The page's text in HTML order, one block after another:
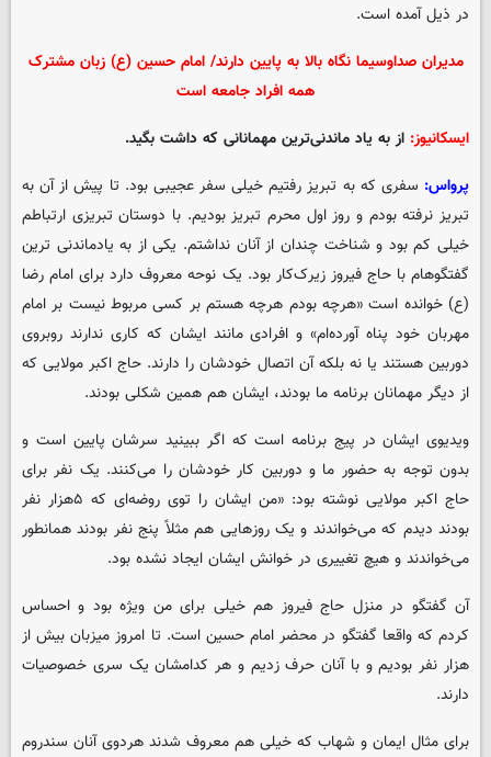
در ذیل آمده است.
مدیران صداوسیما نگاه بالا به پایین دارند/ امام حسین (ع) زبان مشترک
همه افراد جامعه است
ایسکانیوز: از به یاد ماندنی‌ترین مهمانانی که داشت بگید.
پرواس: سفری که به تبریز رفتیم خیلی سفر عجیبی بود. تا پیش از آن به
تبریز نرفته بودم و روز اول محرم تبریز بودیم. با دوستان تبریزی ارتباطم
خیلی کم بود و شناخت چندان از آنان نداشتم. یکی از به یادماندنی ترین
گفتگوهام با حاج فیروز زیرک‌کار بود. یک نوحه معروف دارد برای امام رضا
(ع) خوانده است «هرچه بودم هرچه هستم بر کسی مربوط نیست بر امام
مهربان خود پناه آورده‌ام» و افرادی مانند ایشان که کاری ندارند روبروی
دوربین هستند یا نه بلکه آن اتصال خودشان را دارند. حاج اکبر مولایی که
از دیگر مهمانان برنامه ما بودند، ایشان هم همین شکلی بودند.
ویدیوی ایشان در پیج برنامه است که اگر ببینید سرشان پایین است و
بدون توجه به حضور ما و دوربین کار خودشان را می‌کنند. یک نفر برای
حاج اکبر مولایی نوشته بود: «من ایشان را توی روضه‌ای که ۵هزار نفر
بودند دیدم که می‌خواندند و یک روزهایی هم مثلاً پنج نفر بودند همانطور
می‌خواندند و هیچ تغییری در خوانش ایشان ایجاد نشده بود.
آن گفتگو در منزل حاج فیروز هم خیلی برای من ویژه بود و احساس
کردم که واقعا گفتگو در محضر امام حسین است. تا امروز میزبان بیش از
هزار نفر بودیم و با آنان حرف زدیم و هر کدامشان یک سری خصوصیات
دارند.
برای مثال ایمان و شهاب که خیلی هم معروف شدند هردوی آنان سندروم